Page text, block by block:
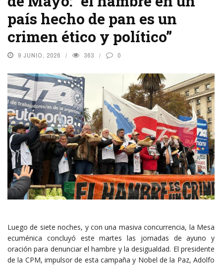
país hecho de pan es un
crimen ético y político”
9 JUNIO, 2026 363 0
Luego de siete noches, y con una masiva concurrencia, la Mesa
ecuménica concluyó este martes las jornadas de ayuno y
oración para denunciar el hambre y la desigualdad. El presidente
de la CPM, impulsor de esta campaña y Nobel de la Paz, Adolfo